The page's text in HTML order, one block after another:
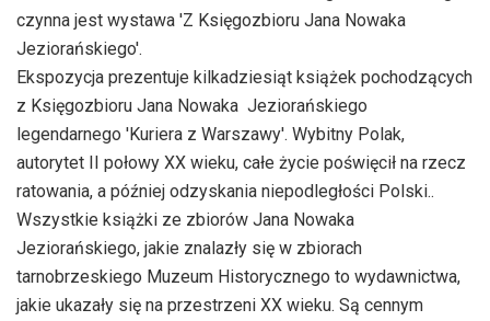
czynna jest wystawa 'Z Księgozbioru Jana Nowaka
Jeziorańskiego'.
Ekspozycja prezentuje kilkadziesiąt książek pochodzących
z Księgozbioru Jana Nowaka  Jeziorańskiego
legendarnego 'Kuriera z Warszawy'. Wybitny Polak,
autorytet II połowy XX wieku, całe życie poświęcił na rzecz
ratowania, a później odzyskania niepodległości Polski..
Wszystkie książki ze zbiorów Jana Nowaka 
Jeziorańskiego, jakie znalazły się w zbiorach
tarnobrzeskiego Muzeum Historycznego to wydawnictwa,
jakie ukazały się na przestrzeni XX wieku. Są cennym